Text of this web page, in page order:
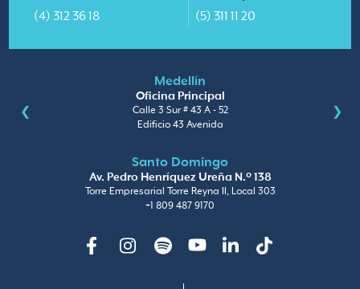
(4) 312 36 18
(5) 311 11 20
Medellín
Oficina Principal
Calle 3 Sur # 43 A - 52
Edificio 43 Avenida
Santo Domingo
Av. Pedro Henríquez Ureña N.º 138
Torre Empresarial Torre Reyna II, Local 303
+1 809 487 9170
FacebookInstagramSpotify YoutubeLinkedinTikTok